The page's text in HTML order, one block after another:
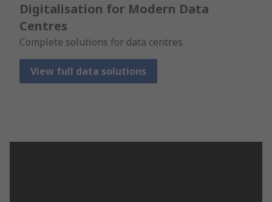
Digitalisation for Modern Data
Centres
Complete solutions for data centres
View full data solutions